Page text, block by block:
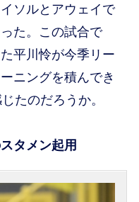
ソルとアウェイで
た。この試合で
平川怜が今季リー
ニングを積んでき
たのだろうか。
タメン起用